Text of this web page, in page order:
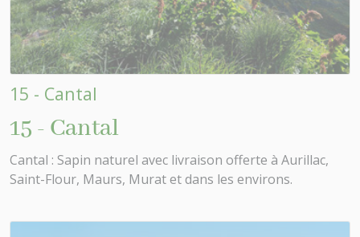
15 - Cantal
15 - Cantal
Cantal : Sapin naturel avec livraison offerte à Aurillac,
Saint-Flour, Maurs, Murat et dans les environs.